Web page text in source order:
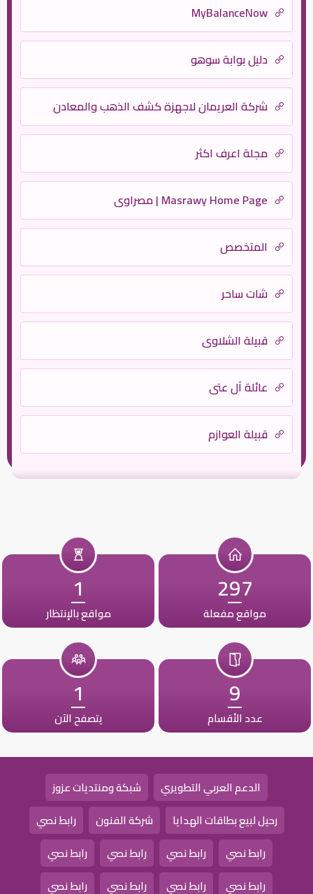
MyBalanceNow
دليل بوابة سوهو
شركة العريمان لاجهزة كشف الذهب والمعادن
مجلة اعرف اكثر
Masrawy Home Page | مصراوي
المتخصص
شات ساحر
قبيلة الشلاوى
عائلة آل عتي
قبيلة العوازم
297
مواقع مفعلة
1
مواقع بالإنتظار
9
عدد الأقسام
1
يتصفح الآن
الدعم العربي التطويري
شبكة ومنتديات عزوز
رحيل لبيع بطاقات الهدايا
شركة الفنون
رابط نصي
رابط نصي
رابط نصي رابط نصي
رابط نصي
رابط نصي
رابط نصي رابط نصي رابط نصي